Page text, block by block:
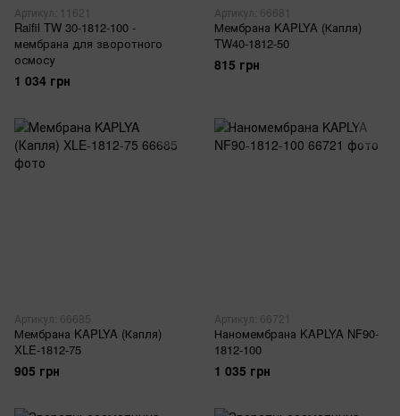
Артикул: 11621
Raifil TW 30-1812-100 -
мембрана для зворотного
осмосу
1 034 грн
Артикул: 66681
Мембрана KAPLYA (Капля)
TW40-1812-50
815 грн
Артикул: 66685
Мембрана KAPLYA (Капля)
XLE-1812-75
905 грн
Артикул: 66721
Наномембрана KAPLYA NF90-
1812-100
1 035 грн